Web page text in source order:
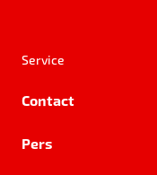
Service
Contact
Pers